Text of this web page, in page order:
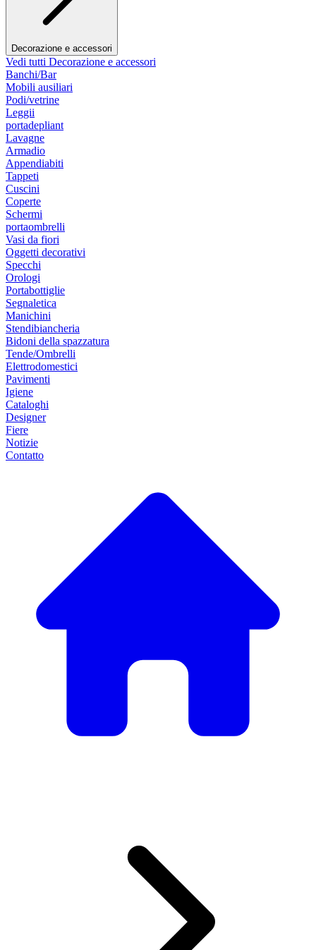
Decorazione e accessori
Vedi tutti Decorazione e accessori
Banchi/Bar
Mobili ausiliari
Podi/vetrine
Leggii
portadepliant
Lavagne
Armadio
Appendiabiti
Tappeti
Cuscini
Coperte
Schermi
portaombrelli
Vasi da fiori
Oggetti decorativi
Specchi
Orologi
Portabottiglie
Segnaletica
Manichini
Stendibiancheria
Bidoni della spazzatura
Tende/Ombrelli
Elettrodomestici
Pavimenti
Igiene
Cataloghi
Designer
Fiere
Notizie
Contatto